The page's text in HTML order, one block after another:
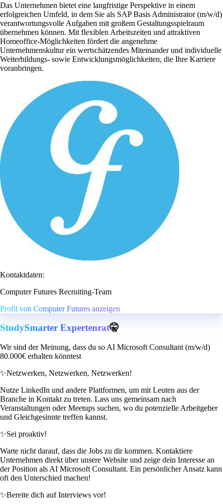
Das Unternehmen bietet eine langfristige Perspektive in einem
erfolgreichen Umfeld, in dem Sie als SAP Basis Administrator (m/w/d)
verantwortungsvolle Aufgaben mit großem Gestaltungsspielraum
übernehmen können. Mit flexiblen Arbeitszeiten und attraktiven
Homeoffice-Möglichkeiten fördert die angenehme
Unternehmenskultur ein wertschätzendes Miteinander und individuelle
Weiterbildungs- sowie Entwicklungsmöglichkeiten, die Ihre Karriere
voranbringen.
Kontaktdaten:
Computer Futures Recruiting-Team
Profil von Computer Futures anzeigen
StudySmarter Expertenrat🤫
Wir sind der Meinung, dass du so AI Microsoft Consultant (m/w/d)
80.000€ erhalten könntest
✨Netzwerken, Netzwerken, Netzwerken!
Nutze LinkedIn und andere Plattformen, um mit Leuten aus der
Branche in Kontakt zu treten. Lass uns gemeinsam nach
Veranstaltungen oder Meetups suchen, wo du potenzielle Arbeitgeber
und Gleichgesinnte treffen kannst.
✨Sei proaktiv!
Warte nicht darauf, dass die Jobs zu dir kommen. Kontaktiere
Unternehmen direkt über unsere Website und zeige dein Interesse an
der Position als AI Microsoft Consultant. Ein persönlicher Ansatz kann
oft den Unterschied machen!
✨Bereite dich auf Interviews vor!